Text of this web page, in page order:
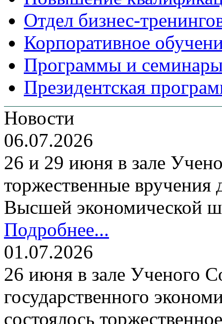
Отдел бизнес-
Корпоративное
Программы и
Президентская
Новости
06.07.2026
26 и 29 июня в зале
торжественные
Высшей экономической
Подробнее...
01.07.2026
26 июня в зале Ученого
государственного
состоялось